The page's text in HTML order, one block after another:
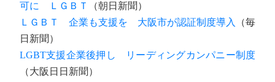
可に ＬＧＢＴ
（朝日新聞）
ＬＧＢＴ 企業も支援を 大阪市が認証制度導入
（毎
日新聞）
LGBT支援企業後押し リーディングカンパニー制度
（大阪日日新聞）